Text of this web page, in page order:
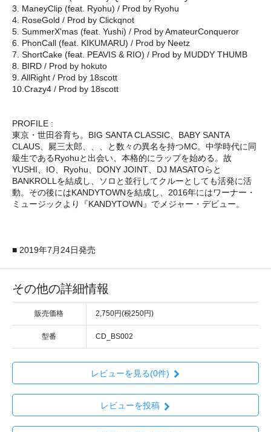
3. ManeyClip (feat. Ryohu) / Prod by Ryohu
4. RoseGold / Prod by Clickqnot
5. SummerX'mas (feat. Yushi) / Prod by AmateurConqueror
6. PhonCall (feat. KIKUMARU) / Prod by Neetz
7. ShortCake (feat. PEAVIS & RIO) / Prod by MUDDY THUMB
8. BIRD / Prod by hokuto
9. AllRight / Prod by 18scott
10.Crazy4 / Prod by 18scott
PROFILE :
東京・世田谷育ち。BIG SANTA CLASSIC、BABY SANTA
CLAUS、屍三太郎、、、と数々の異名を持つMC。中学時代に同
級生であるRyohuと出会い、本格的にラップを始める。故
YUSHI、IO、Ryohu、DONY JOINT、DJ MASATOらと
BANKROLLを結成し、ソロと並行してクルーとしても活発に活
動。その後にはKANDYTOWNを結成し、2016年にはワーナー・
ミュージックより『KANDYTOWN』でメジャー・デビュー。
■ 2019年7月24日発売
その他の詳細情報
販売価格 2,750円(税250円)
型番 CD_BS002
レビューを見る(0件)
レビューを投稿